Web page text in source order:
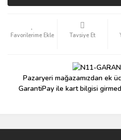
Tavsiye Et
Pazaryeri mağazamızdan ek
GarantiPay ile kart bilgisi